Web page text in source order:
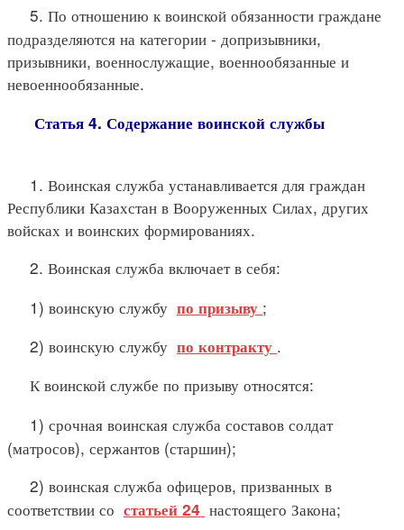
5. По отношению к воинской обязанности граждане
подразделяются на категории - допризывники,
призывники, военнослужащие, военнообязанные и
невоеннообязанные.
Статья 4. Содержание воинской службы
1. Воинская служба устанавливается для граждан
Республики Казахстан в Вооруженных Силах, других
войсках и воинских формированиях.
2. Воинская служба включает в себя:
1) воинскую службу по призыву ;
2) воинскую службу по контракту .
К воинской службе по призыву относятся:
1) срочная воинская служба составов солдат
(матросов), сержантов (старшин);
2) воинская служба офицеров, призванных в
соответствии со статьей 24 настоящего Закона;